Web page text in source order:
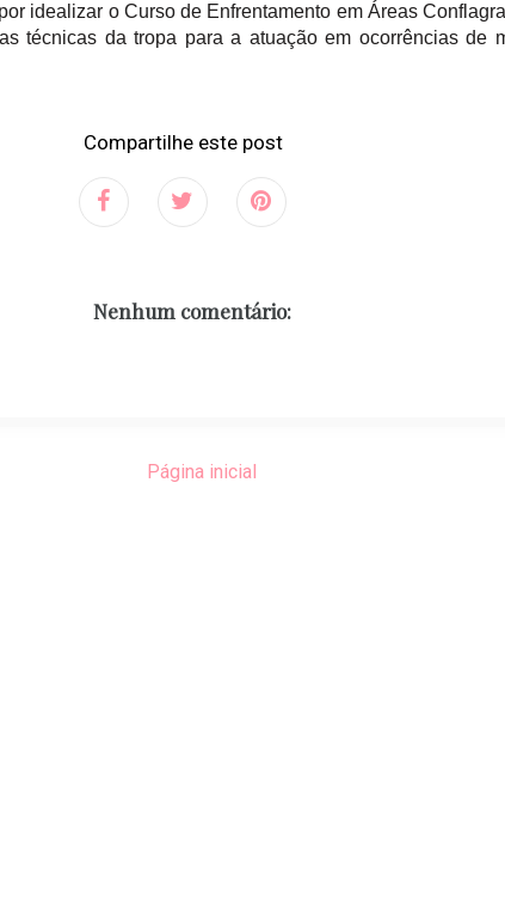
idealizar o Curso de Enfrentamento em Áreas
técnicas da tropa para a atuação em ocorrências de
Compartilhe este post
Nenhum comentário:
Página inicial